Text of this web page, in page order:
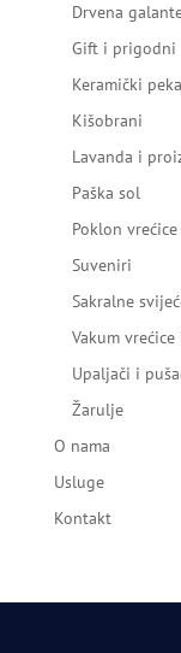
Drvena
Gift i prigodni
Keramički
Kišobrani
Lavanda i
Paška sol
Poklon
Suveniri
Sakralne
Vakum
Upaljači i
Žarulje
O nama
Usluge
Kontakt